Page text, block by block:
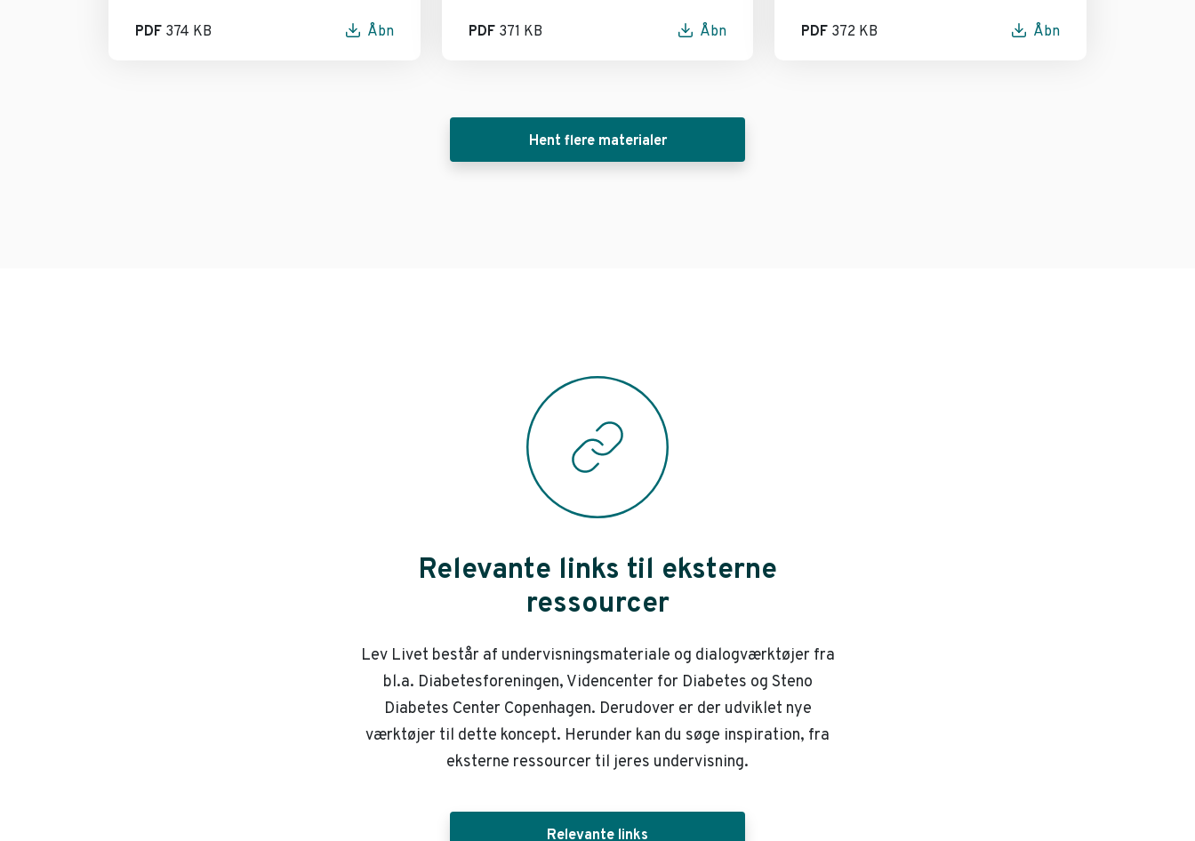
PDF 374 KB Åbn PDF 371 KB Åbn PDF 372 KB Åbn
Hent flere materialer
Relevante links til eksterne
ressourcer
Lev Livet består af undervisningsmateriale og dialogværktøjer fra
bl.a. Diabetesforeningen, Videncenter for Diabetes og Steno
Diabetes Center Copenhagen. Derudover er der udviklet nye
værktøjer til dette koncept. Herunder kan du søge inspiration, fra
eksterne ressourcer til jeres undervisning.
Relevante links